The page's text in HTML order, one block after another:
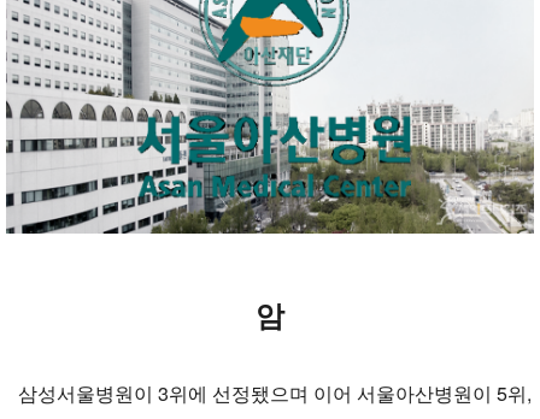
암
삼성서울병원이 3위에 선정됐으며 이어 서울아산병원이 5위,